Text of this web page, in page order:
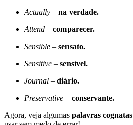
Actually – na verdade.
Attend – comparecer.
Sensible – sensato.
Sensitive – sensível.
Journal – diário.
Preservative – conservante.
Agora, veja algumas palavras cognatas